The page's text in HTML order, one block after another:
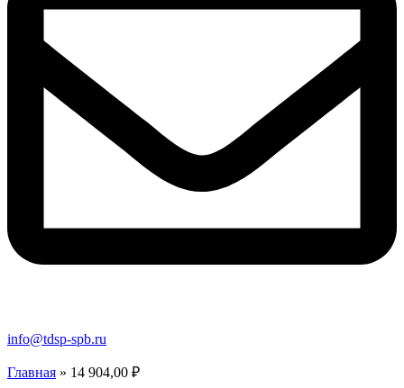
info@tdsp-spb.ru
Главная » 14 904,00 ₽